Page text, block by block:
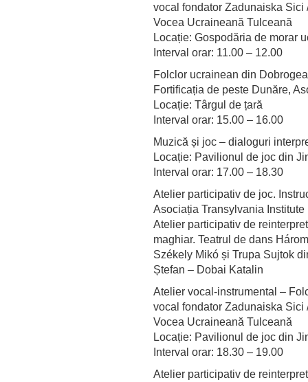
vocal fondator Zadunaiska
Vocea Ucraineană Tulceană
Locație: Gospodăria de morar
Interval orar: 11.00 – 12.00
Folclor ucrainean din
Fortificația de peste Dunăre,
Locație: Târgul de țară
Interval orar: 15.00 – 16.00
Muzică și joc – dialoguri
Locație: Pavilionul de joc din
Interval orar: 17.00 – 18.30
Atelier participativ de joc.
Asociația Transylvania Institute
Atelier participativ de
maghiar. Teatrul de dans
Székely Mikó și Trupa Sujtok
Ștefan – Dobai Katalin
Atelier vocal-instrumental –
vocal fondator Zadunaiska
Vocea Ucraineană Tulceană
Locație: Pavilionul de joc din
Interval orar: 18.30 – 19.00
Atelier participativ de